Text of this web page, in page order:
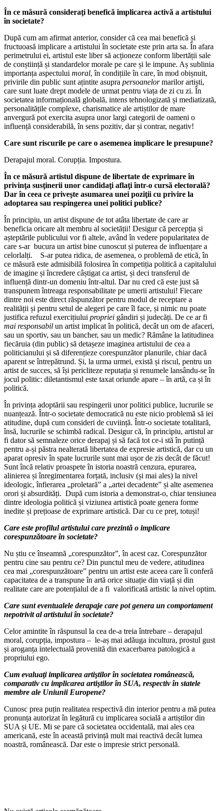
În ce măsură consideraţi benefică implicarea activă a artistului
în societate?
După cum am afirmat anterior, consider că cea mai benefică și
fructuoasă implicare a artistului în societate este prin arta sa. În afara
perimetrului ei, artistul este liber să acționeze conform libertății sale
de conștiință și standardelor morale pe care și le impune. Aș sublinia
importanța aspectului moral, în condițiile în care, în mod obișnuit,
privirile din public sunt ațintite asupra persoanelormarilor artiști,
care sunt luate drept modele de urmat pentru viața de zi cu zi. În
societatea informațională globală, intens tehnologizată și mediatizată,
personalitățile complexe, charismatice ale artiștilor de mare
anvergură pot exercita asupra unor largi categorii de oameni o
influență considerabilă, în sens pozitiv, dar și contrar, negativ!
Care sunt riscurile pe care o asemenea implicare le presupune?
Derapajul moral. Corupția. Impostura.
În ce măsură artistul dispune de libertate de exprimare în
privinţa susţinerii unor candidaţi aflaţi într-o cursă electorală?
Dar în ceea ce priveşte asumarea unei poziţii cu privire la
adoptarea sau respingerea unei politici publice?
În principiu, un artist dispune de tot atâta libertate de care ar
beneficia oricare alt membru al societății! Desigur că percepția și
așteptările publicului vor fi altele, având în vedere popularitatea de
care s-ar bucura un artist bine cunoscut și puterea de influențare a
celorlalți. S-ar putea ridica, de asemenea, o problemă de etică, în
ce măsură este admisibilă folosirea în competiția politică a capitalului
de imagine și încredere câștigat ca artist, și deci transferul de
influență dintr-un domeniu într-altul. Dar nu cred că este just să
transpunem întreaga responsabilitate pe umerii artistului! Fiecare
dintre noi este direct răspunzător pentru modul de receptare a
realității și pentru setul de alegeri pe care îl face, și nimic nu poate
justifica refuzul exercițiului propriei gândiri și judecăți. De ce ar fi
mai responsabil un artist implicat în politică, decât un om de afaceri,
sau un sportiv, sau un bancher, sau un medic? Rămâne la latitudinea
fiecăruia (din public) să detașeze imaginea artistului de cea a
politicianului și să diferențieze corespunzător planurile, chiar dacă
aparent se întrepătrund. Și, la urma urmei, există și riscul, pentru un
artist de succes, să își pericliteze reputația și renumele lansându-se în
jocul politic: diletantismul este taxat oriunde apare – în artă, ca și în
politică.
În privința adoptării sau respingerii unor politici publice, lucrurile se
nuanțează. Într-o societate democratică nu este nicio problemă să iei
atitudine, după cum consideri de cuviință. Într-o societate totalitară,
însă, lucrurile se schimbă radical. Desigur că, în principiu, artistul ar
fi dator să semnaleze orice derapaj și să facă tot ce-i stă în putință
pentru a-și păstra nealterată libertatea de expresie artistică, dar cu un
aparat opresiv în spate lucrurile sunt mai ușor de zis decât de făcut!
Sunt încă relativ proaspete în istoria noastră cenzura, epurarea,
alinierea și înregimentarea forțată, inclusiv (și mai ales) la nivel
ideologic, înfierarea „proletară” a „artei decadente” și alte asemenea
orori și absurdități. După cum istoria a demonstrat-o, chiar tensiunea
dintre ideologia politică și viziunea artistică poate genera forme
inedite și prețioase de exprimare artistică. Dar cu ce preț, totuși!
Care este profilul artistului care prezintă o implicare
corespunzătoare în societate?
Nu știu ce înseamnă „corespunzător”, în acest caz. Corespunzător
pentru cine sau pentru ce? Din punctul meu de vedere, atitudinea
cea mai „corespunzătoare” pentru un artist este aceea care îi conferă
capacitatea de a transpune în artă orice situație din viață și din
realitate care are potențialul de a fi valorificată artistic la nivel optim.
Care sunt eventualele derapaje care pot genera un comportament
nepotrivit al artistului în societate?
Celor amintite în răspunsul la cea de-a treia întrebare – derapajul
moral, corupția, impostura – le-aș mai adăuga incultura, prostul gust
și aroganța intelectuală provenită din exacerbarea patologică a
propriului ego.
Cum evaluaţi implicarea artiştilor în societatea românească,
comparativ cu implicarea artiştilor în SUA, respectiv în statele
membre ale Uniunii Europene?
Cunosc prea puțin realitatea respectivă din interior pentru a mă putea
pronunța autorizat în legătură cu implicarea socială a artiștilor din
SUA și UE. Mi se pare că societatea occidentală, mai ales cea
americană, este în această privință mult mai reactivă decât lumea
noastră, românească. Dar este o impresie strict personală.